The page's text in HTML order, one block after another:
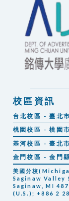
校區資訊
台北校區 - 臺北
桃園校區 - 桃園
基河校區 - 臺北
金門校區 - 金門
美國分校
Saginaw Valley
Saginaw, MI
(U.S.); +886 2